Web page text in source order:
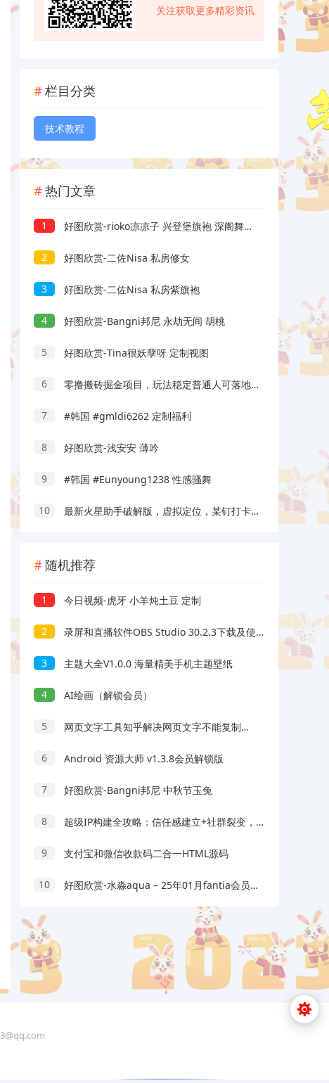
关注获取更多精彩资讯
栏目分类
技术教程
热门文章
1 好图欣赏-rioko凉凉子 兴登堡旗袍 深阁舞戏
2 好图欣赏-二佐Nisa 私房修女
3 好图欣赏-二佐Nisa 私房紫旗袍
4 好图欣赏-Bangni邦尼 永劫无间 胡桃
5 好图欣赏-Tina很妖孽呀 定制视图
6 零撸搬砖掘金项目，玩法稳定普通人可落地的长期副业，月收益轻松10000+
7 #韩国 #gmldi6262 定制福利
8 好图欣赏-浅安安 薄吟
9 #韩国 #Eunyoung1238 性感骚舞
10 最新火星助手破解版，虚拟定位，某钉打卡利器
随机推荐
1 今日视频-虎牙 小羊炖土豆 定制
2 录屏和直播软件OBS Studio 30.2.3下载及使用教程
3 主题大全V1.0.0 海量精美手机主题壁纸
4 AI绘画（解锁会员）
5 网页文字工具知乎解决网页文字不能复制解决右键无法复制粘贴
6 Android 资源大师 v1.3.8会员解锁版
7 好图欣赏-Bangni邦尼 中秋节玉兔
8 超级IP构建全攻略：信任感建立+社群裂变，爆款内容与品牌溢价实战
9 支付宝和微信收款码二合一HTML源码
10 好图欣赏-水淼aqua – 25年01月fantia会员订阅